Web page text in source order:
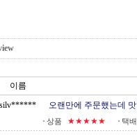
이름
silv******
오랜만에 주문했는데
상품 ★★★★★ 택배